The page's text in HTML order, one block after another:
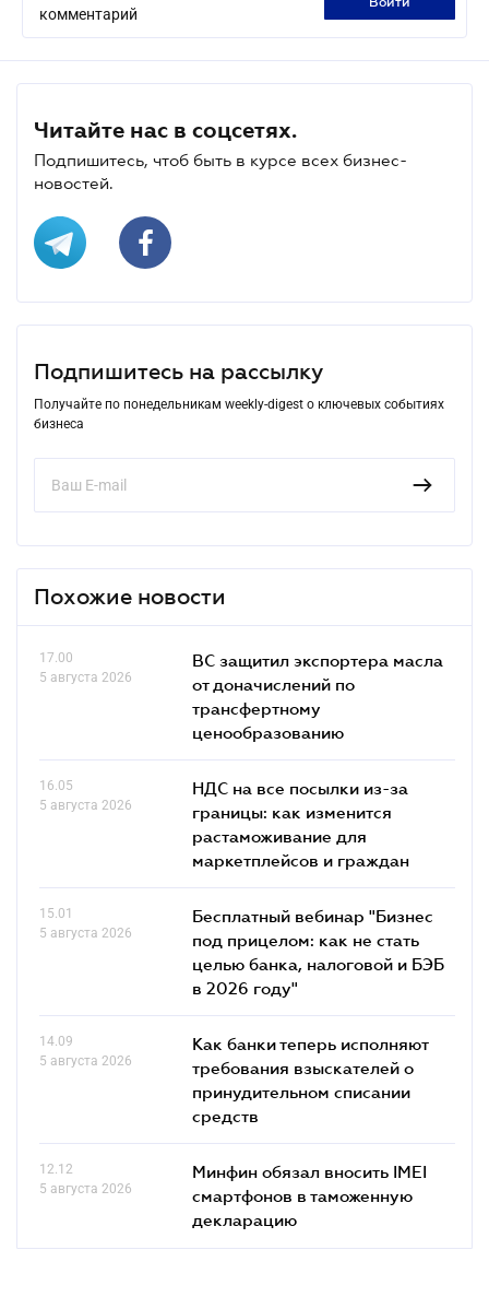
комментарий
Читайте нас в соцсетях.
Подпишитесь, чтоб быть в курсе всех бизнес-
новостей.
Подпишитесь на рассылку
Получайте по понедельникам weekly-digest о ключевых событиях
бизнеса
Похожие новости
17.00
5 августа 2026
ВС защитил экспортера масла
от доначислений по
трансфертному
ценообразованию
16.05
5 августа 2026
НДС на все посылки из-за
границы: как изменится
растаможивание для
маркетплейсов и граждан
15.01
5 августа 2026
Бесплатный вебинар "Бизнес
под прицелом: как не стать
целью банка, налоговой и БЭБ
в 2026 году"
14.09
5 августа 2026
Как банки теперь исполняют
требования взыскателей о
принудительном списании
средств
12.12
5 августа 2026
Минфин обязал вносить IMEI
смартфонов в таможенную
декларацию